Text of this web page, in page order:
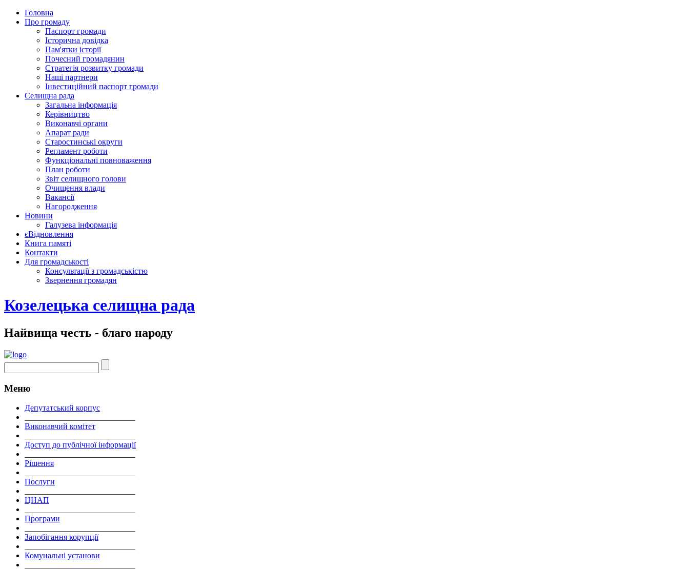
Головна
Про громаду
Паспорт громади
Історична довідка
Пам'ятки історії
Почесний громадянин
Стратегія розвитку громади
Наші партнери
Інвестиційний паспорт громади
Селищна рада
Загальна інформація
Керівництво
Виконавчі органи
Апарат ради
Старостинські округи
Регламент роботи
Функціональні повноваження
План роботи
Звіт селищного голови
Очищення влади
Вакансії
Нагородження
Новини
Галузева інформація
єВідновлення
Книга памяті
Контакти
Для громадськості
Консультації з громадськістю
Звернення громадян
Козелецька селищна рада
Найвища честь - благо народу
Меню
Депутатський корпус
Виконавчий комітет
Доступ до публічної інформації
Рішення
Послуги
ЦНАП
Програми
Запобігання корупції
Комунальні установи